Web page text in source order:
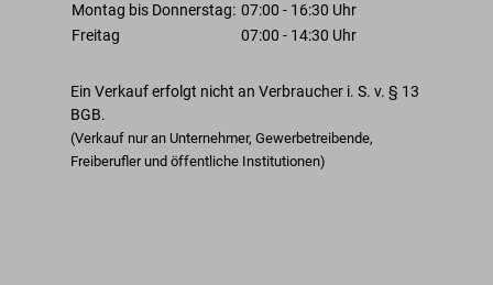
Montag bis Donnerstag: 07:00 - 16:30 Uhr
Freitag
07:00 - 14:30 Uhr
Ein Verkauf erfolgt nicht an Verbraucher i. S. v. § 13
BGB.
(Verkauf nur an Unternehmer, Gewerbetreibende,
Freiberufler und öffentliche Institutionen)